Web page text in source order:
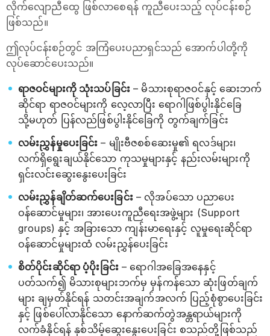
လိုက်လျောညီထွေ ဖြစ်လာစေရန် ကူညီပေးသည့် လုပ်ငန်းစဉ်
ဖြစ်သည်။
ဤလုပ်ငန်းစဉ်တွင် အကြံပေးပညာရှင်သည် အောက်ပါတို့ကို
လုပ်ဆောင်ပေးသည်။
ရာဇဝင်များကို သုံးသပ်ခြင်း– မိသားစုရာဇဝင်နှင့် ဆေးဘက်
ဆိုင်ရာ ရာဇဝင်များကို လေ့လာပြီး ရောဂါဖြစ်ပွါးနိုင်ခြေ
သို့မဟုတ် ပြန်လည်ဖြစ်ပွါးနိုင်ခြေကို တွက်ချက်ခြင်း
လမ်းညွှန်မှုပေးခြင်း – မျိုးဗီဇစစ်ဆေးမှု၏ ရလဒ်များ၊
လက်ရှိရွေးချယ်နိုင်သော ကုသမှုများနှင့် နည်းလမ်းများကို
ရှင်းလင်းဆွေးနွေးပေးခြင်း
လမ်းညွှန်ချိတ်ဆက်ပေးခြင်း– လိုအပ်သော ပညာပေး
ဝန်ဆောင်မှုများ၊ အားပေးကူညီရေးအဖွဲ့များ (Support
groups) နှင့် အခြားသော ကျန်းမာရေးနှင့် လူမှုရေးဆိုင်ရာ
ဝန်ဆောင်မှုများထံ လမ်းညွှန်ပေးခြင်း
စိတ်ပိုင်းဆိုင်ရာ ပံ့ပိုးခြင်း– ရောဂါအခြေအနေနှင့်
ပတ်သက်၍ မိသားစုများဘက်မှ မှန်ကန်သော ဆုံးဖြတ်ချက်
များ ချမှတ်နိုင်ရန် သတင်းအချက်အလက် ပြည့်စုံစွာပေးခြင်း
နှင့် ဖြစ်ပေါ်လာနိုင်သော နောက်ဆက်တွဲအန္တရာယ်များကို
လက်ခံနိုင်ရန် နှစ်သိမ့်ဆွေးနွေးပေးခြင်း စသည်တို့ဖြစ်သည်